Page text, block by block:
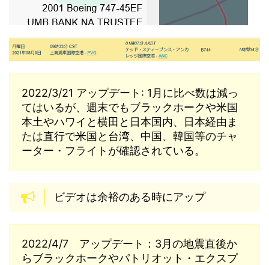
2022/3/21 アップデート: 1月に比べ数は減っ
てはいるが、週末でもブラックホークや米国
本土やハワイと横田と日本国内、日本経由ま
たは直行で米国と台湾、中国、韓国等のチャ
ーター・フライトが確認されている。
ビデオは余裕のある時にアップ
2022/4/7 アップデート：3月の地震直後か
らブラックホークやパトリオット・エクスプ